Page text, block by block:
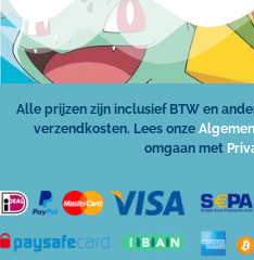
Alle prijzen zijn inclusief BTW en
verzendkosten. Lees onze
omgaan met